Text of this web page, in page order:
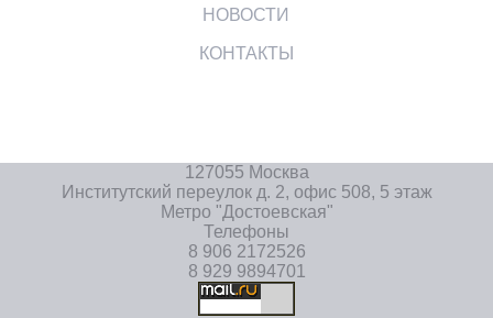
НОВОСТИ
КОНТАКТЫ
127055 Москва
Институтский переулок д. 2, офис 508, 5 этаж
Метро "Достоевская"
Телефоны
8 906 2172526
8 929 9894701